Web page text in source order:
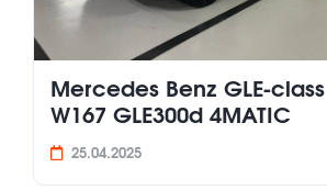
Mercedes Benz GLE-class
W167 GLE300d 4MATIC
25.04.2025